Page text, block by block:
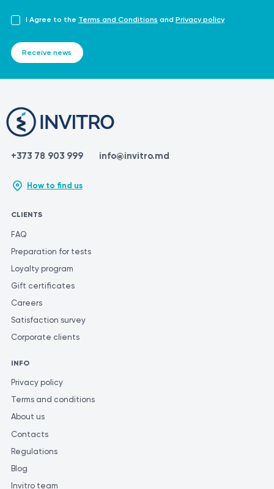
I Agree to the Terms and Conditions and Privacy policy
Receive news
+373 78 903 999 info@invitro.md
How to find us
CLIENTS
FAQ
Preparation for tests
Loyalty program
Gift certificates
Careers
Satisfaction survey
Corporate clients
INFO
Privacy policy
Terms and conditions
About us
Contacts
Regulations
Blog
Invitro team